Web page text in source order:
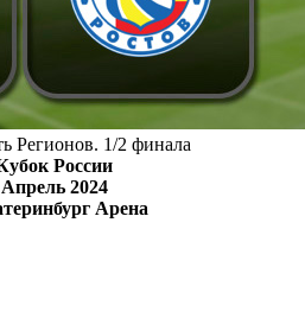
Регионов. 1/2 финала
России
Апрель 2024
Арена